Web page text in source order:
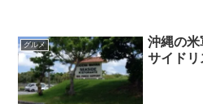
グルメ
沖縄の
サイド